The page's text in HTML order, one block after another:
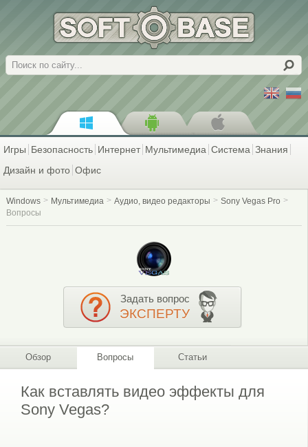
Поиск
Игры Безопасность Интернет Мультимедиа Система Знания
Дизайн и фото Офис
Windows Мультимедиа Аудио, видео редакторы
Sony Vegas Pro
Вопросы
Задать вопрос
ЭКСПЕРТУ
Обзор Вопросы Статьи
Как вставлять видео эффекты для
Sony Vegas?